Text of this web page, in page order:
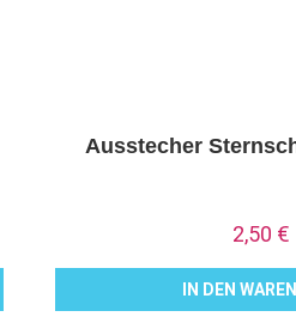
Ausstecher
2,50 €
IN DEN